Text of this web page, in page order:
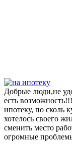
Добрые люди,не
есть
ипотеку, по сколь
хотелось своего
сменить место
огромные